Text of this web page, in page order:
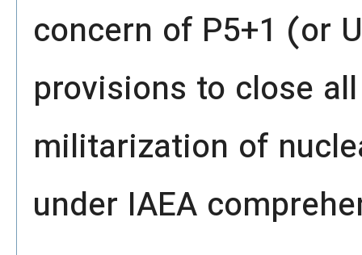
concern of P5+1 (or
provisions to close
militarization of
under IAEA